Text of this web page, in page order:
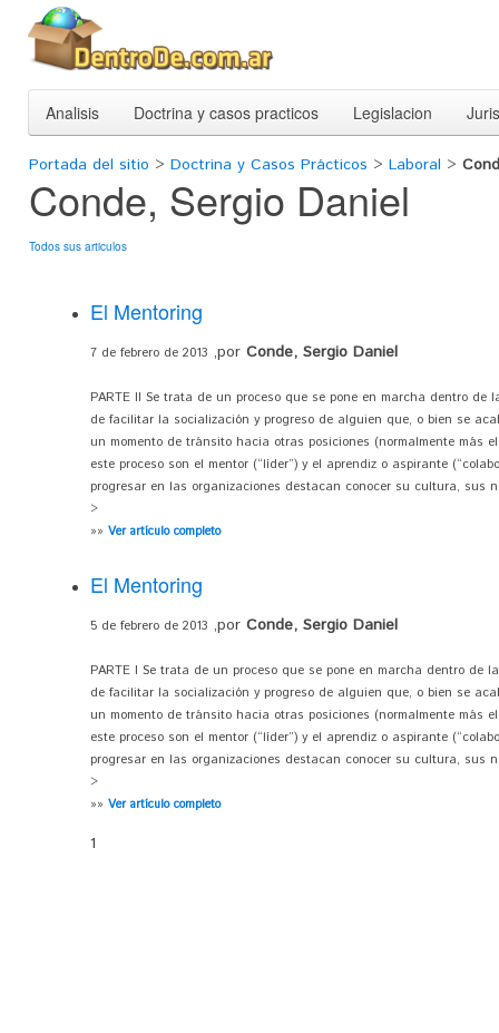
Analisis Doctrina y casos practicos Legislacion
Portada del sitio > Doctrina y Casos Prácticos > Laboral >
Conde, Sergio Daniel
Todos sus articulos
El Mentoring
7 de febrero de 2013 ,por Conde, Sergio Daniel
PARTE II Se trata de un proceso que se pone en marcha dentro de
de facilitar la socialización y progreso de alguien que, o bien se
un momento de tránsito hacia otras posiciones (normalmente más
este proceso son el mentor (“líder”) y el aprendiz o aspirante
progresar en las organizaciones destacan conocer su cultura, sus
>
»» Ver artículo completo
El Mentoring
5 de febrero de 2013 ,por Conde, Sergio Daniel
PARTE I Se trata de un proceso que se pone en marcha dentro de
de facilitar la socialización y progreso de alguien que, o bien se
un momento de tránsito hacia otras posiciones (normalmente más
este proceso son el mentor (“líder”) y el aprendiz o aspirante
progresar en las organizaciones destacan conocer su cultura, sus
>
»» Ver artículo completo
1